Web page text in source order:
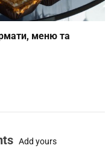
меню та
Add yours